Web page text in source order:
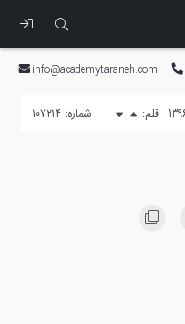
info@academytaraneh.com
قلم: شماره: ۱۰۷۲۱۴